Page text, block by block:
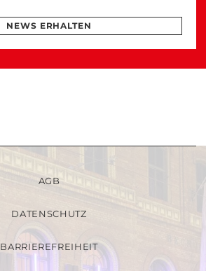
NEWS ERHALTEN
AGB
DATENSCHUTZ
BARRIEREFREIHEIT